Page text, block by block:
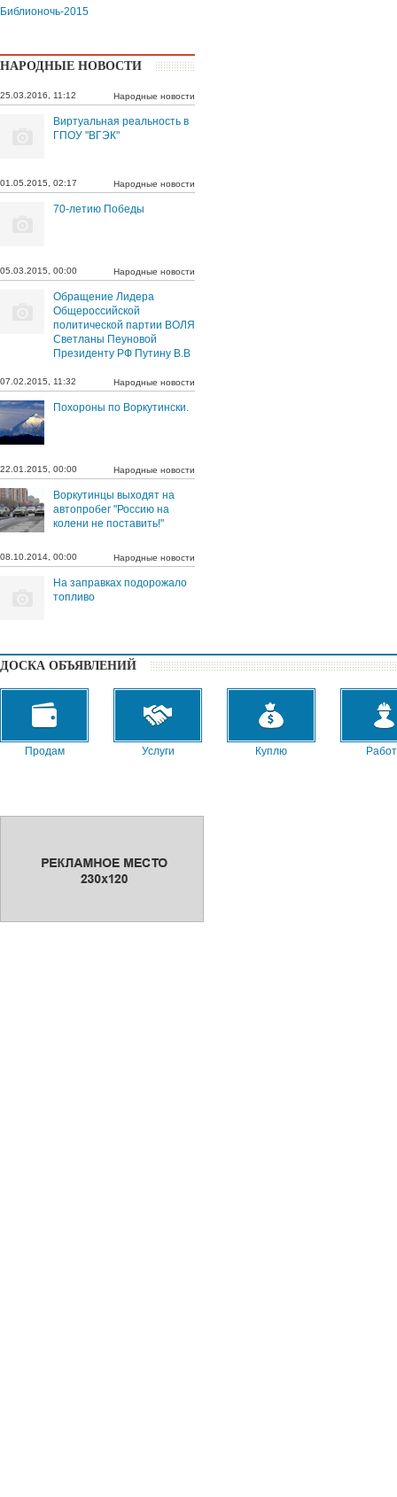
Библионочь-2015
НАРОДНЫЕ НОВОСТИ
Народные новости
25.03.2016, 11:12
Виртуальная реальность в
ГПОУ "ВГЭК"
Народные новости
01.05.2015, 02:17
70-летию Победы
Народные новости
05.03.2015, 00:00
Обращение Лидера
Общероссийской
политической партии ВОЛЯ
Светланы Пеуновой
Президенту РФ Путину В.В
Народные новости
07.02.2015, 11:32
Похороны по Воркутински.
Народные новости
22.01.2015, 00:00
Воркутинцы выходят на
автопробег "Россию на
колени не поставить!"
Народные новости
08.10.2014, 00:00
На заправках подорожало
топливо
ДОСКА ОБЪЯВЛЕНИЙ
Продам Услуги Куплю